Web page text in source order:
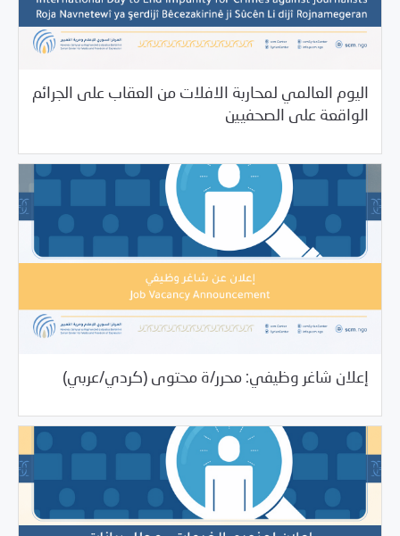
اليوم العالمي لمحاربة الافلات من العقاب على الجرائم
الواقعة على الصحفيين
11/02/2021 بيانات المركز
إعلان شاغر وظيفي: محرر/ة محتوى (كردي/عربي)